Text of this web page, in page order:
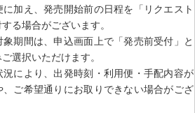
に加え、発売開始前の日程を「リクエスト
る場合がございます。
象期間は、申込画面上で「発売前受付」と
選択いただけます。
況により、出発時刻・利用便・手配内容が
、ご希望通りにお取りできない場合がござ